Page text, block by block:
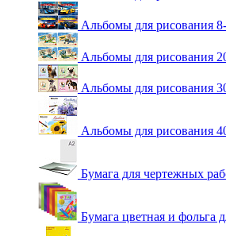
Альбомы для рисования
Альбомы для рисования
Альбомы для рисования
Альбомы для рисования
Бумага для чертежных
Бумага цветная и фольга